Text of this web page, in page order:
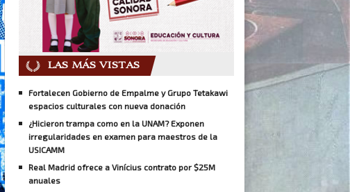
LAS MÁS VISTAS
Fortalecen Gobierno de Empalme y Grupo Tetakawi
espacios culturales con nueva donación
¿Hicieron trampa como en la UNAM? Exponen
irregularidades en examen para maestros de la
USICAMM
Real Madrid ofrece a Vinícius contrato por $25M
anuales